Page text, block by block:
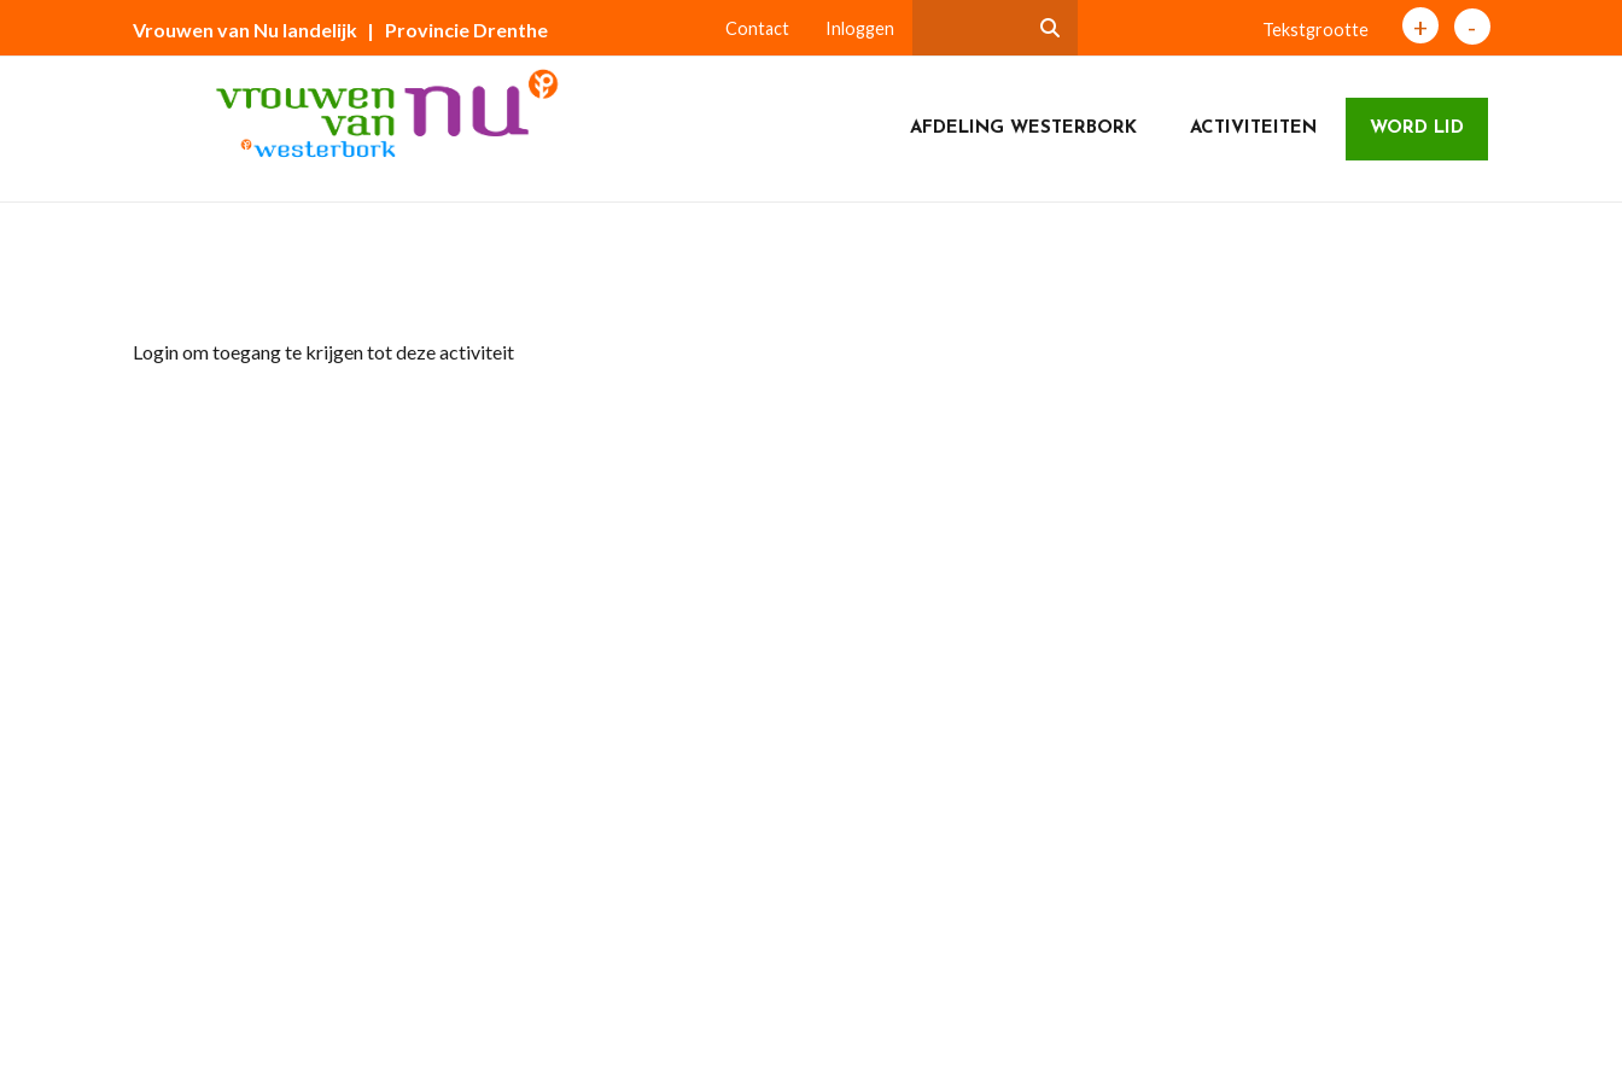
Vrouwen van Nu landelijk | Provincie Drenthe Contact Inloggen Tekstgrootte + -
AFDELING WESTERBORK ACTIVITEITEN WORD LID
Login om toegang te krijgen tot deze activiteit